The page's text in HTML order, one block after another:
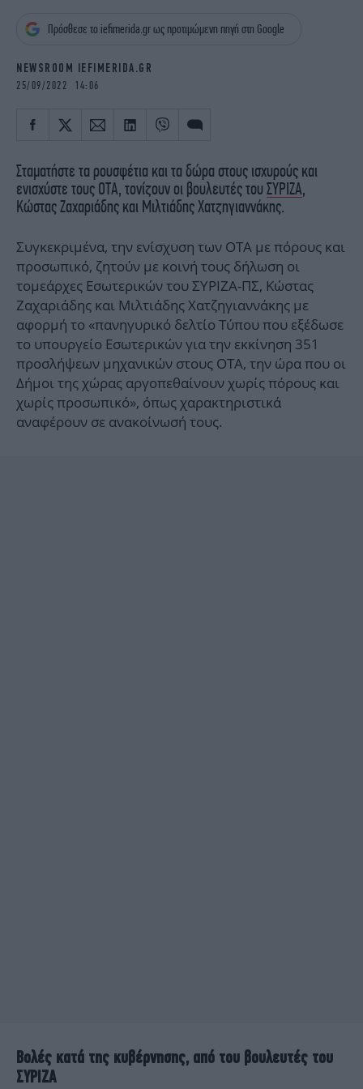
OSCARS
THE OCEAN
Πρόσθεσε το iefimerida.gr ως προτιμώμενη πηγή στη Google
NEWSROOM IEFIMERIDA.GR
25/09/2022 14:06
Σταματήστε τα ρουσφέτια και τα δώρα στους ισχυρούς και
ενισχύστε τους ΟΤΑ, τονίζουν οι βουλευτές του ΣΥΡΙΖΑ,
Κώστας Ζαχαριάδης και Μιλτιάδης Χατζηγιαννάκης.
Συγκεκριμένα, την ενίσχυση των ΟΤΑ με πόρους και
προσωπικό, ζητούν με κοινή τους δήλωση οι
τομεάρχες Εσωτερικών του ΣΥΡΙΖΑ-ΠΣ, Κώστας
Ζαχαριάδης και Μιλτιάδης Χατζηγιαννάκης με
αφορμή το «πανηγυρικό δελτίο Τύπου που εξέδωσε
το υπουργείο Εσωτερικών για την εκκίνηση 351
προσλήψεων μηχανικών στους ΟΤΑ, την ώρα που οι
Δήμοι της χώρας αργοπεθαίνουν χωρίς πόρους και
χωρίς προσωπικό», όπως χαρακτηριστικά
αναφέρουν σε ανακοίνωσή τους.
Βολές κατά της κυβέρνησης, από του βουλευτές του
ΣΥΡΙΖΑ